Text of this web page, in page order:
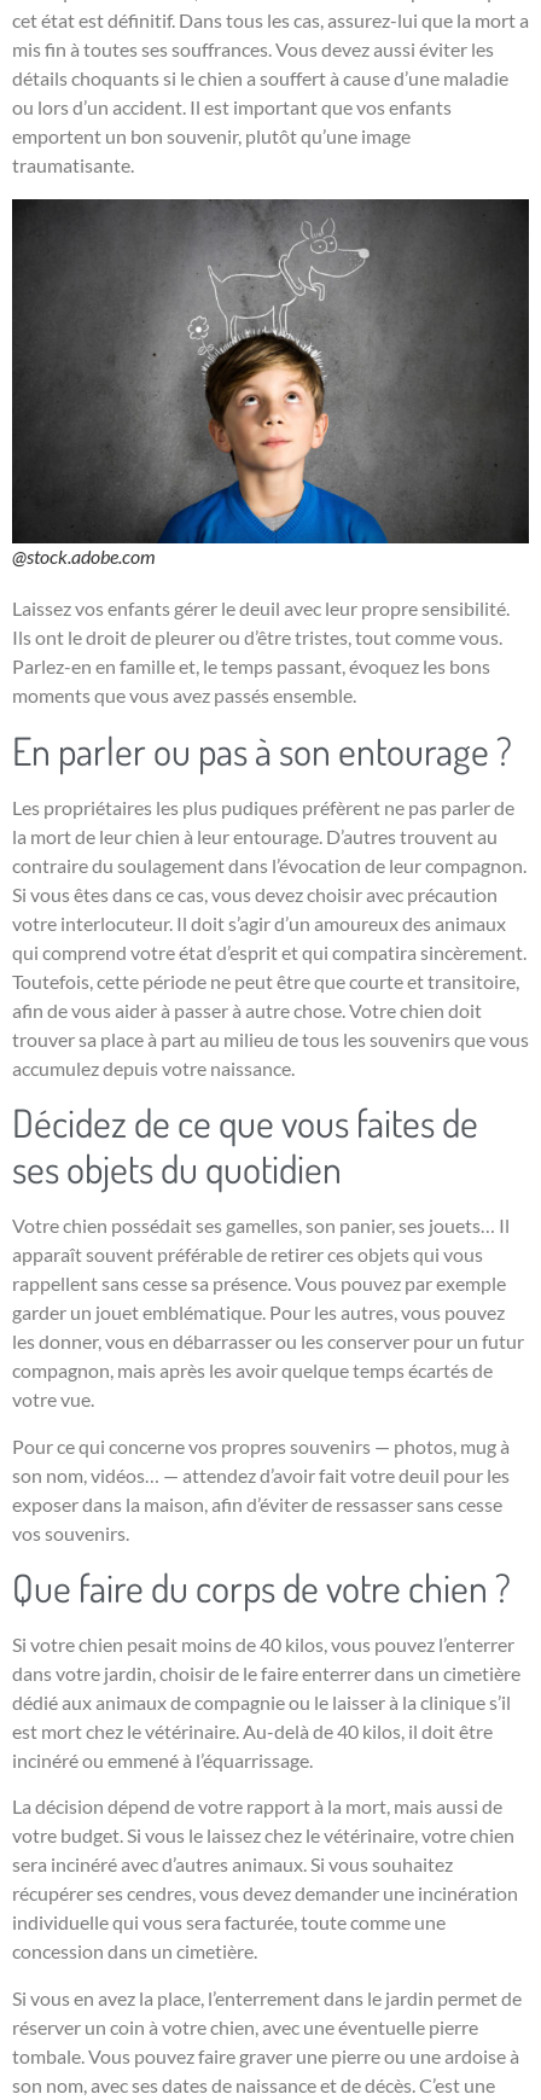
cet état est définitif. Dans tous les cas, assurez-lui que la mort a
mis fin à toutes ses souffrances. Vous devez aussi éviter les
détails choquants si le chien a souffert à cause d’une maladie
ou lors d’un accident. Il est important que vos enfants
emportent un bon souvenir, plutôt qu’une image
traumatisante.
@stock.adobe.com
Laissez vos enfants gérer le deuil avec leur propre sensibilité.
Ils ont le droit de pleurer ou d’être tristes, tout comme vous.
Parlez-en en famille et, le temps passant, évoquez les bons
moments que vous avez passés ensemble.
En parler ou pas à son entourage ?
Les propriétaires les plus pudiques préfèrent ne pas parler de
la mort de leur chien à leur entourage. D’autres trouvent au
contraire du soulagement dans l’évocation de leur compagnon.
Si vous êtes dans ce cas, vous devez choisir avec précaution
votre interlocuteur. Il doit s’agir d’un amoureux des animaux
qui comprend votre état d’esprit et qui compatira sincèrement.
Toutefois, cette période ne peut être que courte et transitoire,
afin de vous aider à passer à autre chose. Votre chien doit
trouver sa place à part au milieu de tous les souvenirs que vous
accumulez depuis votre naissance.
Décidez de ce que vous faites de
ses objets du quotidien
Votre chien possédait ses gamelles, son panier, ses jouets… Il
apparaît souvent préférable de retirer ces objets qui vous
rappellent sans cesse sa présence. Vous pouvez par exemple
garder un jouet emblématique. Pour les autres, vous pouvez
les donner, vous en débarrasser ou les conserver pour un futur
compagnon, mais après les avoir quelque temps écartés de
votre vue.
Pour ce qui concerne vos propres souvenirs — photos, mug à
son nom, vidéos… — attendez d’avoir fait votre deuil pour les
exposer dans la maison, afin d’éviter de ressasser sans cesse
vos souvenirs.
Que faire du corps de votre chien ?
Si votre chien pesait moins de 40 kilos, vous pouvez l’enterrer
dans votre jardin, choisir de le faire enterrer dans un cimetière
dédié aux animaux de compagnie ou le laisser à la clinique s’il
est mort chez le vétérinaire. Au-delà de 40 kilos, il doit être
incinéré ou emmené à l’équarrissage.
La décision dépend de votre rapport à la mort, mais aussi de
votre budget. Si vous le laissez chez le vétérinaire, votre chien
sera incinéré avec d’autres animaux. Si vous souhaitez
récupérer ses cendres, vous devez demander une incinération
individuelle qui vous sera facturée, toute comme une
concession dans un cimetière.
Si vous en avez la place, l’enterrement dans le jardin permet de
réserver un coin à votre chien, avec une éventuelle pierre
tombale. Vous pouvez faire graver une pierre ou une ardoise à
son nom, avec ses dates de naissance et de décès. C’est une